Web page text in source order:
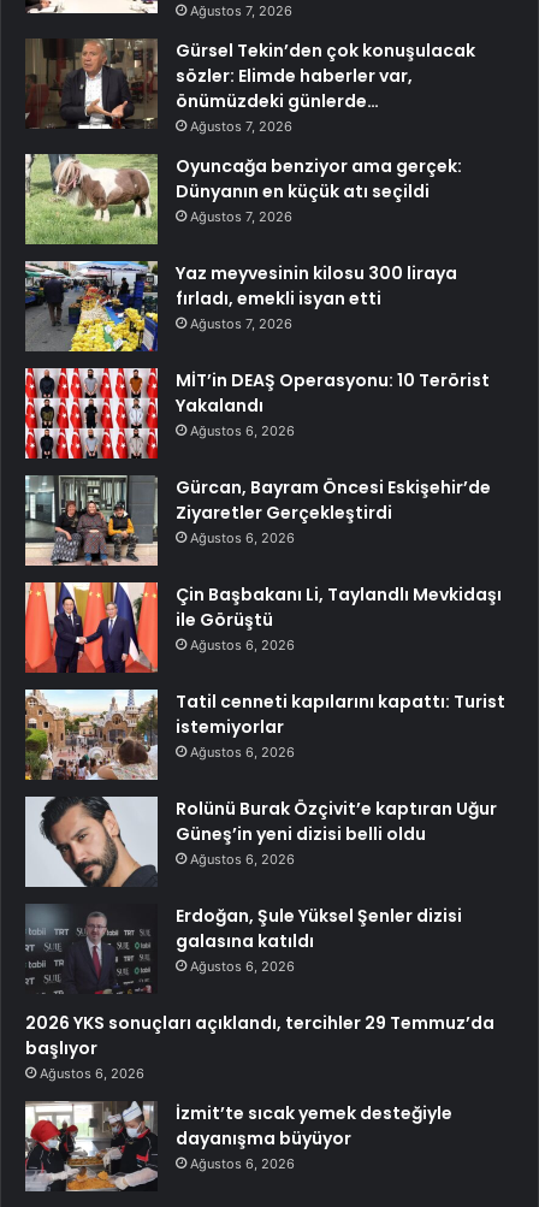
Ağustos 7, 2026
Gürsel Tekin’den çok konuşulacak
sözler: Elimde haberler var,
önümüzdeki günlerde…
Ağustos 7, 2026
Oyuncağa benziyor ama gerçek:
Dünyanın en küçük atı seçildi
Ağustos 7, 2026
Yaz meyvesinin kilosu 300 liraya
fırladı, emekli isyan etti
Ağustos 7, 2026
MİT’in DEAŞ Operasyonu: 10 Terörist
Yakalandı
Ağustos 6, 2026
Gürcan, Bayram Öncesi Eskişehir’de
Ziyaretler Gerçekleştirdi
Ağustos 6, 2026
Çin Başbakanı Li, Taylandlı Mevkidaşı
ile Görüştü
Ağustos 6, 2026
Tatil cenneti kapılarını kapattı: Turist
istemiyorlar
Ağustos 6, 2026
Rolünü Burak Özçivit’e kaptıran Uğur
Güneş’in yeni dizisi belli oldu
Ağustos 6, 2026
Erdoğan, Şule Yüksel Şenler dizisi
galasına katıldı
Ağustos 6, 2026
2026 YKS sonuçları açıklandı, tercihler 29 Temmuz’da
başlıyor
Ağustos 6, 2026
İzmit’te sıcak yemek desteğiyle
dayanışma büyüyor
Ağustos 6, 2026